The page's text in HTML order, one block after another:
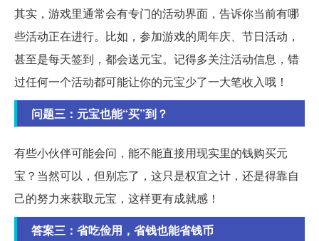
其实，游戏里通常会有专门的活动界面，告诉你当前有哪
些活动正在进行。比如，参加游戏的周年庆、节日活动，
甚至是每天签到，都会送元宝。记得多关注活动信息，错
过任何一个活动都可能让你的元宝少了一大笔收入哦！
问题三：元宝也能“买”到？
有些小伙伴可能会问，能不能直接用现实里的钱购买元
宝？当然可以，但别忘了，这只是权宜之计，还是得靠自
己的努力来获取元宝，这样更有成就感！
答案三：省吃俭用，省钱也能省钱币